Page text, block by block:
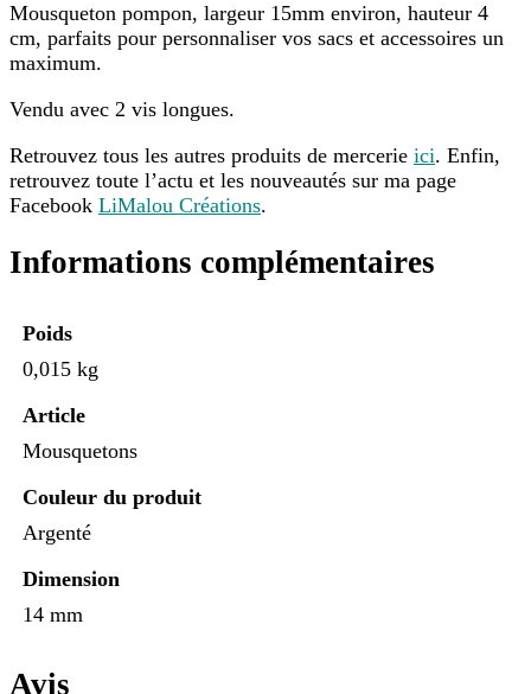
Mousqueton pompon, largeur 15mm environ, hauteur 4
cm, parfaits pour personnaliser vos sacs et accessoires un
maximum.
Vendu avec 2 vis longues.
Retrouvez tous les autres produits de mercerie ici. Enfin,
retrouvez toute l’actu et les nouveautés sur ma page
Facebook LiMalou Créations.
Informations complémentaires
Poids
0,015 kg
Article
Mousquetons
Couleur du produit
Argenté
Dimension
14 mm
Avis